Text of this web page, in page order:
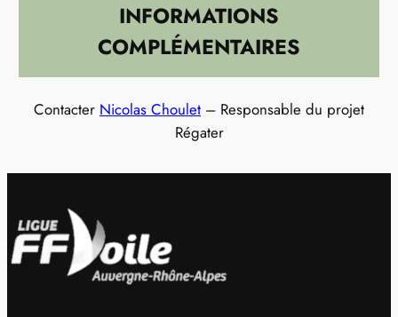
INFORMATIONS
COMPLÉMENTAIRES
Contacter Nicolas Choulet – Responsable du projet
Régater